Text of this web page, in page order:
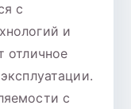
с
и
отличное
с